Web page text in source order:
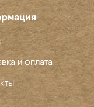
и оплата